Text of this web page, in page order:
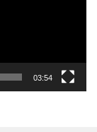
03:54